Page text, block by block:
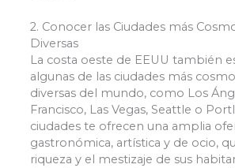
2. Conocer las Ciudades más
Diversas
La costa oeste de EEUU también
algunas de las ciudades más
diversas del mundo, como Los
Francisco, Las Vegas, Seattle o
ciudades te ofrecen una amplia
gastronómica, artística y de ocio,
riqueza y el mestizaje de sus
Al